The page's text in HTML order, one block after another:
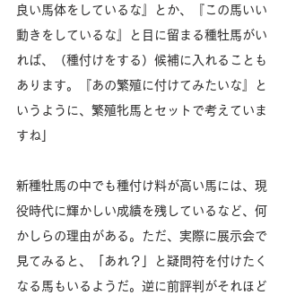
良い馬体をしているな』とか、『この馬いい
動きをしているな』と目に留まる種牡馬がい
れば、（種付けをする）候補に入れることも
あります。『あの繁殖に付けてみたいな』と
いうように、繁殖牝馬とセットで考えていま
すね」
新種牡馬の中でも種付け料が高い馬には、現
役時代に輝かしい成績を残しているなど、何
かしらの理由がある。ただ、実際に展示会で
見てみると、「あれ？」と疑問符を付けたく
なる馬もいるようだ。逆に前評判がそれほど